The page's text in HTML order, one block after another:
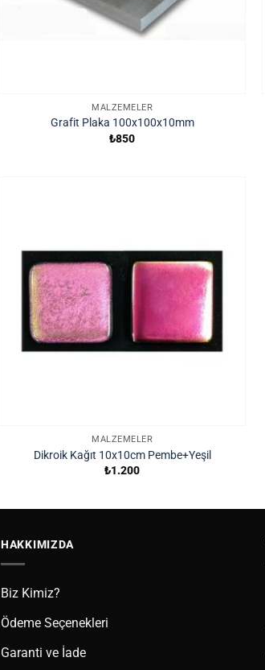
MALZEMELER
Grafit Plaka 100x100x10mm
₺850
MALZEMELER
Dikroik Kağıt 10x10cm Pembe+Yeşil
₺1.200
HAKKIMIZDA
Biz Kimiz?
Ödeme Seçenekleri
Garanti ve İade